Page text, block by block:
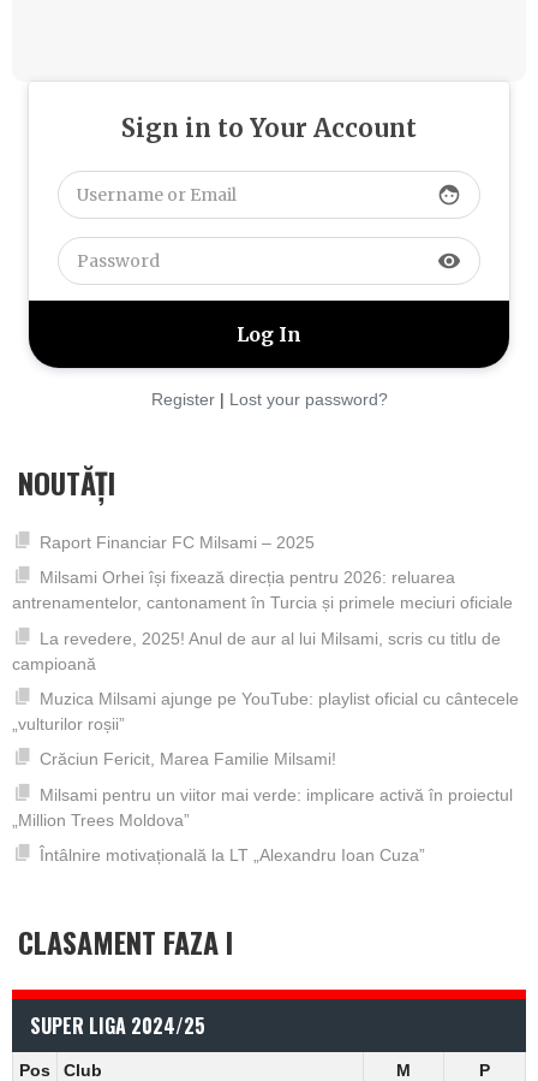
Sign in to Your Account
face
visibility
Register| Lost your password?
NOUTĂȚI
Raport Financiar FC Milsami – 2025
Milsami Orhei își fixează direcția pentru 2026: reluarea
antrenamentelor, cantonament în Turcia și primele meciuri oficiale
La revedere, 2025! Anul de aur al lui Milsami, scris cu titlu de
campioană
Muzica Milsami ajunge pe YouTube: playlist oficial cu cântecele
„vulturilor roșii”
Crăciun Fericit, Marea Familie Milsami!
Milsami pentru un viitor mai verde: implicare activă în proiectul
„Million Trees Moldova”
Întâlnire motivațională la LT „Alexandru Ioan Cuza”
CLASAMENT FAZA I
SUPER LIGA 2024/25
Pos Club M P